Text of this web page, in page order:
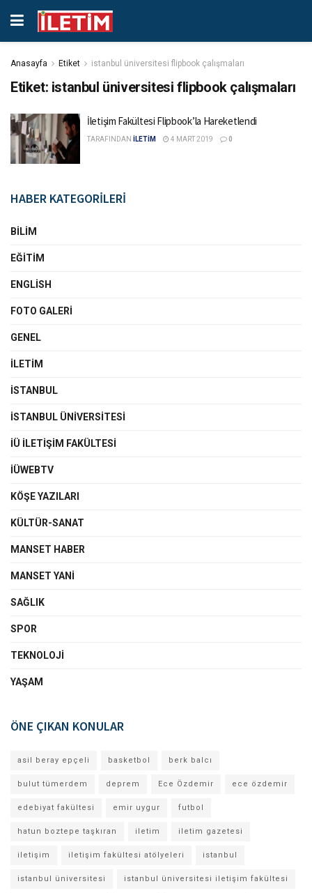
Anasayfa Etiket istanbul üniversitesi flipbook çalışmaları
Etiket: istanbul üniversitesi flipbook çalışmaları
İletişim Fakültesi Flipbook’la Hareketlendi
TARAFINDAN İLETİM 4 MART 2019 0
HABER KATEGORİLERİ
BILIM
EĞITIM
ENGLISH
FOTO GALERI
GENEL
İLETIM
İSTANBUL
İSTANBUL ÜNIVERSITESI
İÜ İLETIŞIM FAKÜLTESI
İÜWEBTV
KÖŞE YAZILARI
KÜLTÜR-SANAT
MANSET HABER
MANSET YANI
SAĞLIK
SPOR
TEKNOLOJI
YAŞAM
ÖNE ÇIKAN KONULAR
asil beray epçeli basketbol berk balcı
bulut tümerdem deprem Ece Özdemir ece özdemir
edebiyat fakültesi emir uygur futbol
hatun boztepe taşkıran iletim iletim gazetesi
iletişim iletişim fakültesi atölyeleri istanbul
istanbul üniversitesi istanbul üniversitesi iletişim fakültesi